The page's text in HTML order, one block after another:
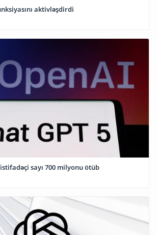
aktivləşdirdi
sayı 700 milyonu ötüb